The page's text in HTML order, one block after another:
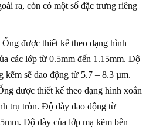
ra, còn có một số đặc trưng riêng
Ống được thiết kế theo dạng hình
các lớp từ 0.5mm đến 1.15mm. Độ
kẽm sẽ dao động từ 5.7 – 8.3 µm.
được thiết kế theo dạng hình xoắn
trụ tròn. Độ dày dao động từ
Độ dày của lớp mạ kẽm bên